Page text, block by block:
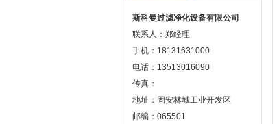
斯科曼过滤净化设备有限公司
联系人：郑经理
手机：18131631000
电话：13513016090
传真：
地址：固安林城工业开发区
邮编：065501